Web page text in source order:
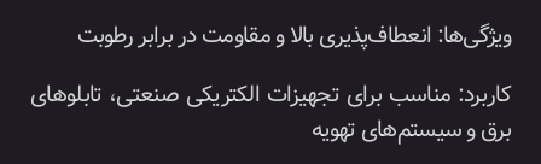
ویژگی‌ها: انعطاف‌پذیری بالا و مقاومت در برابر رطوبت
کاربرد: مناسب برای تجهیزات الکتریکی صنعتی، تابلوهای
برق و سیستم‌های تهویه